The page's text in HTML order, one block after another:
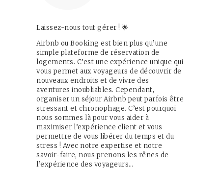
Laissez-nous tout gérer ! 🌟
Airbnb ou Booking est bien plus qu’une
simple plateforme de réservation de
logements. C’est une expérience unique qui
vous permet aux voyageurs de découvrir de
nouveaux endroits et de vivre des
aventures inoubliables. Cependant,
organiser un séjour Airbnb peut parfois être
stressant et chronophage. C’est pourquoi
nous sommes là pour vous aider à
maximiser l’expérience client et vous
permettre de vous libérer du temps et du
stress ! Avec notre expertise et notre
savoir-faire, nous prenons les rênes de
l’expérience des voyageurs…